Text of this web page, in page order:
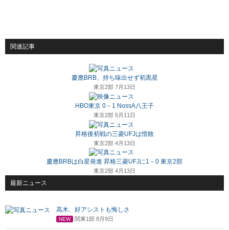
関連記事
慶應BRB、持ち味出せず初黒星
東京2部 7月13日
HBO東京 0－1 NossA八王子
東京2部 5月11日
昇格後初戦の三菱UFJは惜敗
東京2部 4月13日
慶應BRBは白星発進 昇格三菱UFJに1－0 東京2部
東京2部 4月13日
最新ニュース
高木、好アシストも悔しさ
NEW 関東1部 8月9日